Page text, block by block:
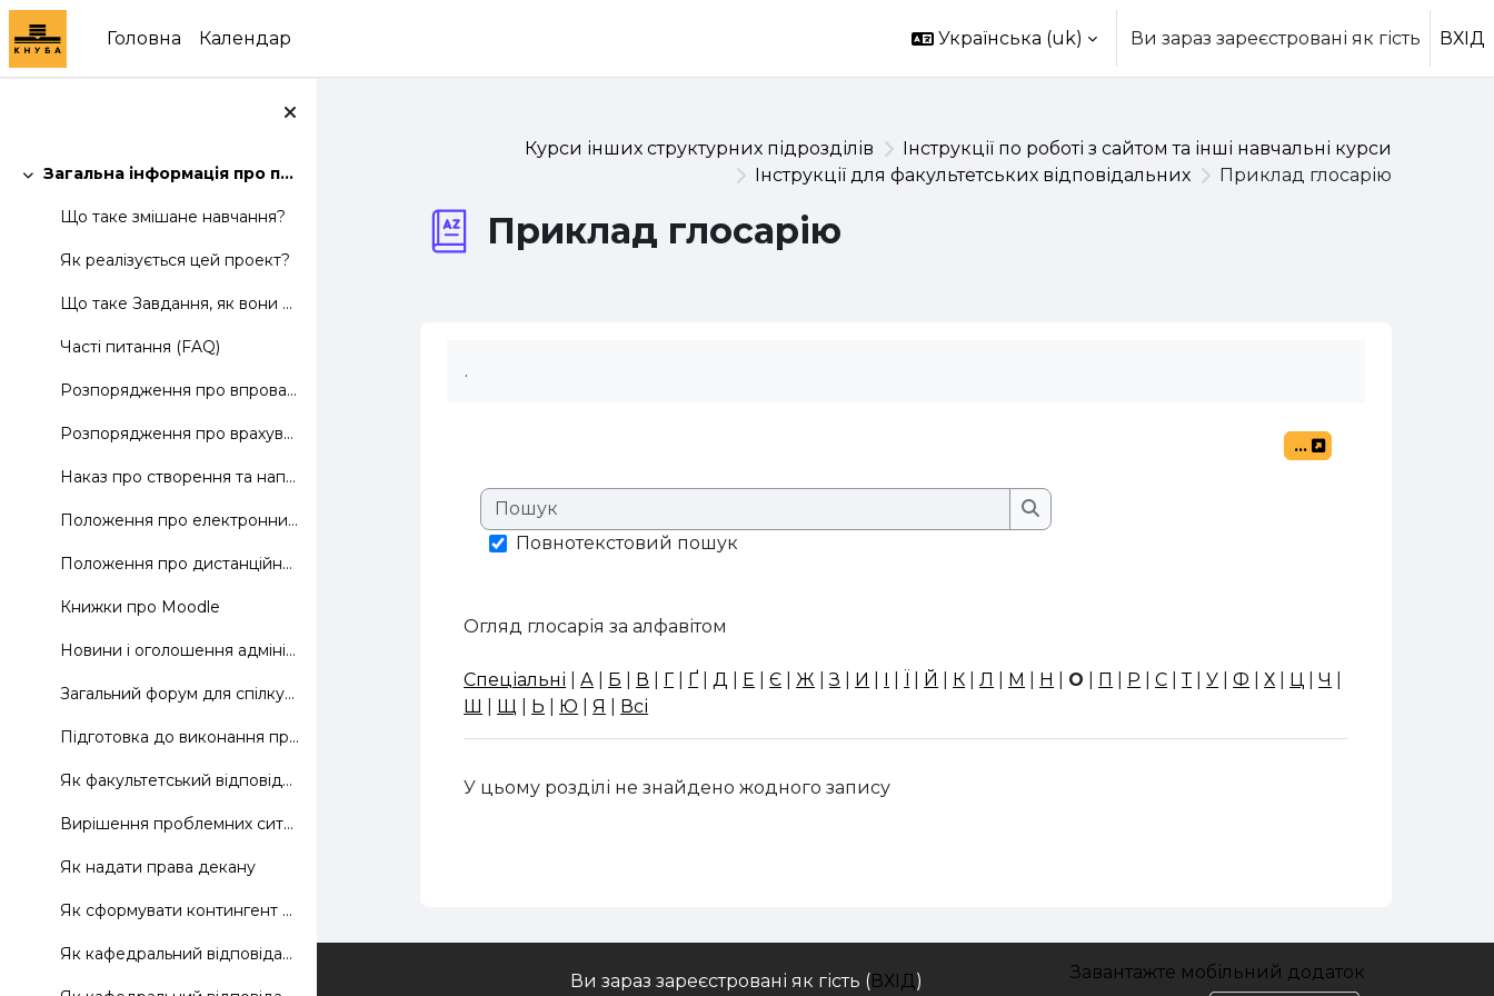
Перейти до головного вмісту
Головна
Календар Українська ‎(uk)‎ Ви зараз зареєстровані як гість ВХІД
Згорнути
Загальна інформація про проект
Що таке змішане навчання?
Як реалізується цей проект?
Що таке Завдання, як вони виконуються і оцінюються?
Часті питання (FAQ)
Розпорядження про впровадження змішаного навчання в КНУБА
Розпорядження про врахування додаткових годин на наповнення Інтернет-сторінок
Наказ про створення та наповнення електронних навчально-методичних комплексів дисциплін
Положення про електронний навчально-методичний комплекс дисциплін та використання технологій дистанційного навчання в навчальному процесі
Положення про дистанційне навчання, затверджене наказом МОН №466 від 25.04.13
Книжки про Moodle
Новини і оголошення адміністратора сайту
Загальний форум для спілкування адміністратора сайту з факультетськими відповідальними
Підготовка до виконання проекту: як надати повнова...
Як факультетський відповідальний надає повноваження кафедральним
Вирішення проблемних ситуацій з реєстрацією користувачів на сайті
Як надати права декану
Як сформувати контингент кафедральних відповідальних факультету
Як кафедральний відповідальний надає повноваження викладачам
Курси інших структурних підрозділів
Інструкції по роботі з сайтом та інші навчальні курси
Інструкції для факультетських відповідальних
Приклад глосарію
Приклад глосарію
.
...
Експорт записів
Пошук
Пошук
Повнотекстовий пошук
Огляд глосарія за алфавітом
Спеціальні |А Б В Г Ґ |Д Е |Є Ж |З И І Ї Й К |Л М Н О П Р |С |Т |У |Ф |Х Ц |Ч
Ш
Щ Ь Ю |Я Всі
У цьому розділі не знайдено жодного запису
Ви зараз зареєстровані як гість (ВХІД) Завантажте мобільний додаток